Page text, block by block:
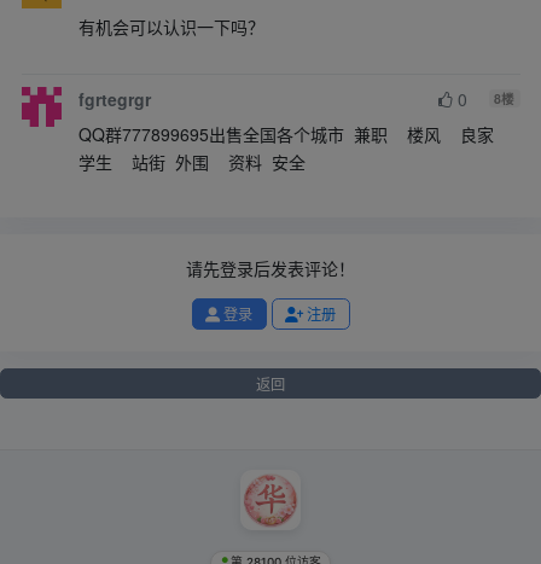
有机会可以认识一下吗？
fgrtegrgr 0 8楼
QQ群777899695出售全国各个城市 兼职 楼风 良家
学生 站街 外围 资料 安全
请先登录后发表评论！
登录 注册
返回